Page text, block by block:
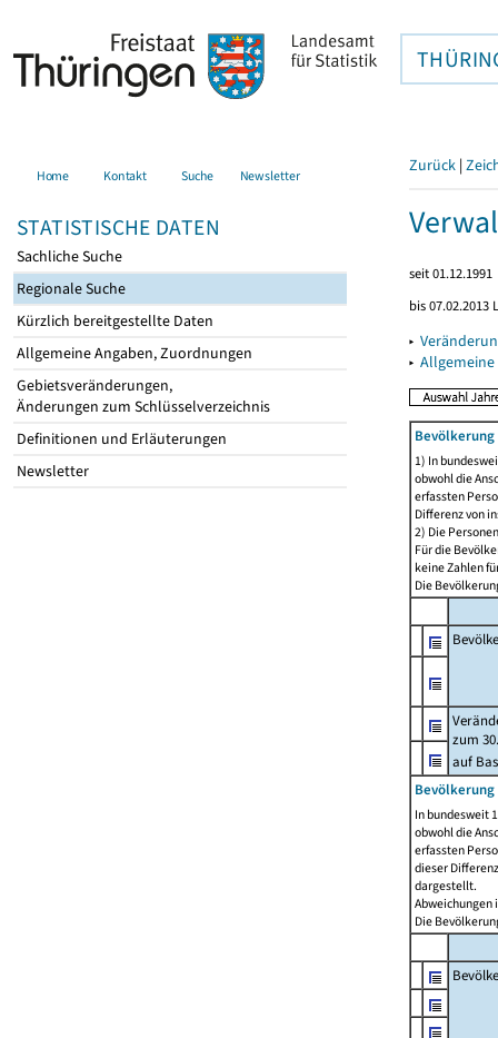
Home Kontakt Suche Newsletter
STATISTISCHE DATEN
Sachliche Suche
Regionale Suche
Kürzlich bereitgestellte Daten
Allgemeine Angaben, Zuordnungen
Gebietsveränderungen,
Änderungen zum Schlüsselverzeichnis
Definitionen und Erläuterungen
Newsletter
Zurück |
seit 01.12.1991
bis 07.02.2013
▸
▸
1) In
obwohl die
erfassten
Differenz von
2) Die
Für die
keine Zahlen
Die
zum
auf
Bevölkerung
In bundesweit
obwohl die
erfassten
dieser
dargestellt.
Abweichungen
Die